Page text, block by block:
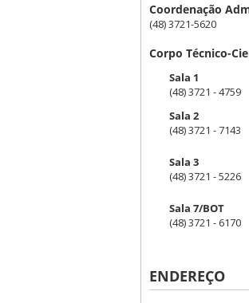
Coordenação
(48) 3721-5620
Corpo Técnico-
Sala 1
(48) 3721 - 4759
Sala 2
(48) 3721 - 7143
Sala 3
(48) 3721 - 5226
Sala 7/BOT
(48) 3721 - 6170
ENDEREÇO